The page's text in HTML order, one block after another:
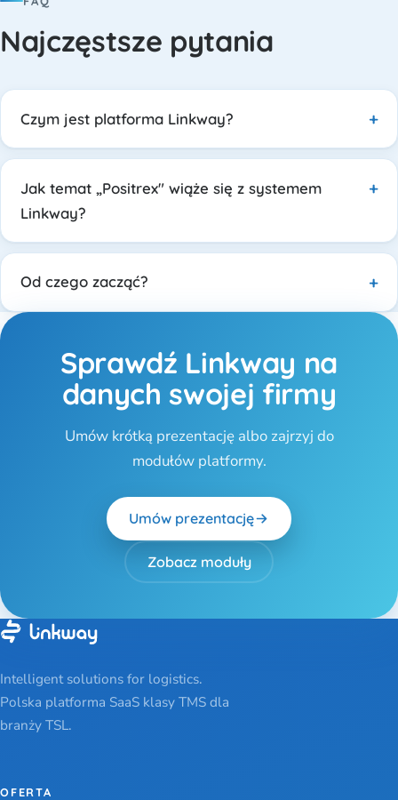
Najczęstsze pytania
Czym jest platforma Linkway?
Jak temat „Positrex" wiąże się z systemem
Linkway?
Od czego zacząć?
Sprawdź Linkway na
danych swojej firmy
Umów krótką prezentację albo zajrzyj do
modułów platformy.
Umów prezentację
Zobacz moduły
Intelligent solutions for logistics.
Polska platforma SaaS klasy TMS dla
branży TSL.
OFERTA